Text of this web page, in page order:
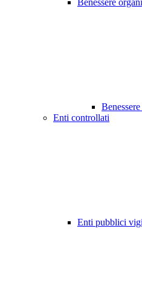
Benessere
Enti controllati
Enti pubblici